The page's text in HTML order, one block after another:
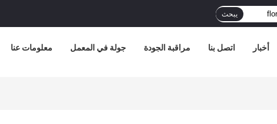
يبحث
معلومات عنا جولة في المعمل مراقبة الجودة اتصل بنا أخبار